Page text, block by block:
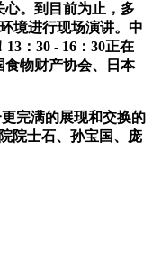
心。到目前为止，多
境进行现场演讲。中
：30 - 16：30正在
食物财产协会、日本
完满的展现和交换的
院士石、孙宝国、庞